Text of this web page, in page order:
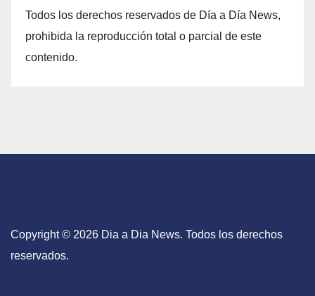
Todos los derechos reservados de Día a Día News,
prohibida la reproducción total o parcial de este
contenido.
Copyright © 2026 Dia a Dia News. Todos los derechos
reservados.